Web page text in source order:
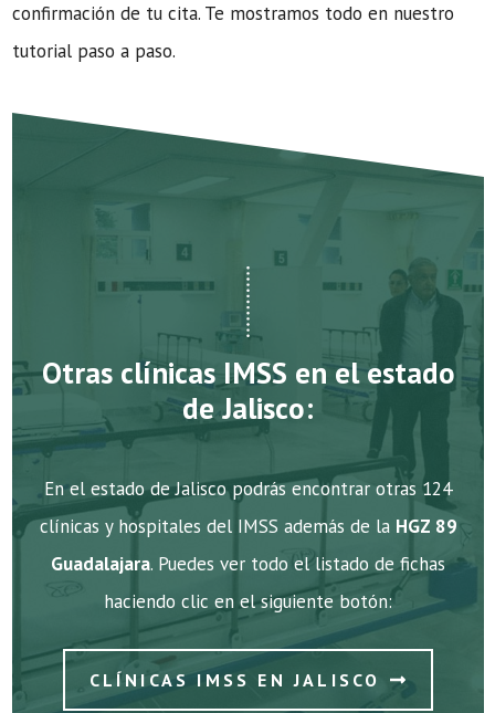
confirmación de tu cita. Te mostramos todo en nuestro
tutorial paso a paso.
Otras clínicas IMSS en el estado
de Jalisco:
En el estado de Jalisco podrás encontrar otras 124
clínicas y hospitales del IMSS además de la HGZ 89
Guadalajara. Puedes ver todo el listado de fichas
haciendo clic en el siguiente botón:
CLÍNICAS IMSS EN JALISCO